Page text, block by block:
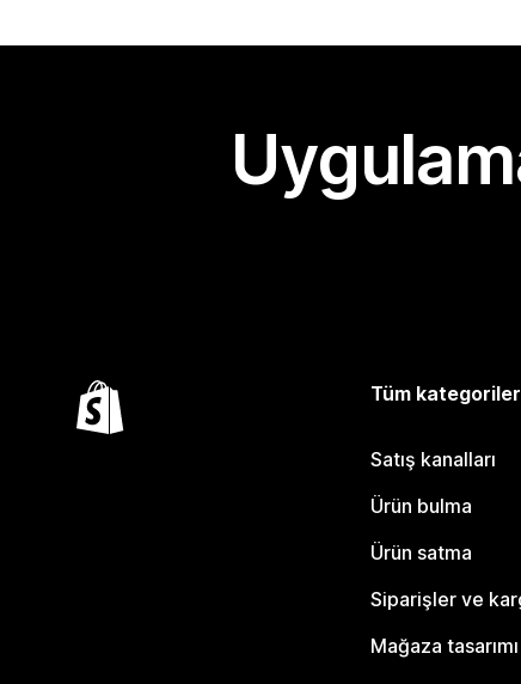
Tüm kategoriler
Satış kanalları
Ürün bulma
Ürün satma
Siparişler ve
Mağaza tasarımı